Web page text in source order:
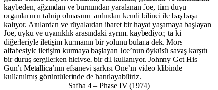
kaybeden, ağzından ve burnundan yaralanan Joe, tüm duyu
organlarının tahrip olmasının ardından kendi bilinci ile baş başa
kalıyor. Anılardan ve rüyalardan ibaret bir hayat yaşamaya başlayan
Joe, uyku ve uyanıklık arasındaki ayrımı kaybediyor, ta ki
diğerleriyle iletişim kurmanın bir yolunu bulana dek. Mors
alfabesiyle iletişim kurmaya başlayan Joe’nun öyküsü savaş karşıtı
bir duruş sergilerken hicivsel bir dil kullanıyor. Johnny Got His
Gun’ı Metallica’nın efsanevi şarkısı One’ın video klibinde
kullanılmış görüntülerinde de hatırlayabiliriz.
Safha 4 – Phase IV (1974)